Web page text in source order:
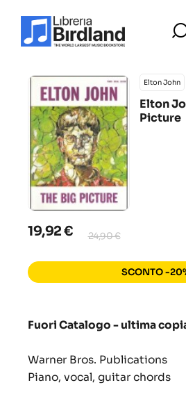
Elton John
Elton
Picture
19,92 € 24,90 €
SCONTO -
Fuori Catalogo - ultima
Warner Bros. Publications
Piano, vocal, guitar chords